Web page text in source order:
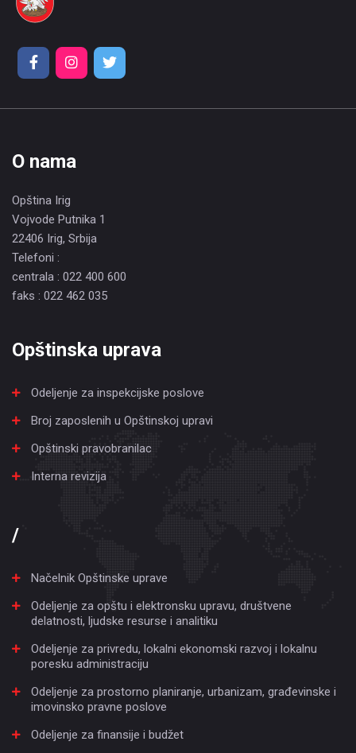
O nama
Opština Irig
Vojvode Putnika 1
22406 Irig, Srbija
Telefoni :
centrala : 022 400 600
faks : 022 462 035
Opštinska uprava
Odeljenje za inspekcijske poslove
Broj zaposlenih u Opštinskoj upravi
Opštinski pravobranilac
Interna revizija
/
Načelnik Opštinske uprave
Odeljenje za opštu i elektronsku upravu, društvene
delatnosti, ljudske resurse i analitiku
Odeljenje za privredu, lokalni ekonomski razvoj i lokalnu
poresku administraciju
Odeljenje za prostorno planiranje, urbanizam, građevinske i
imovinsko pravne poslove
Odeljenje za finansije i budžet